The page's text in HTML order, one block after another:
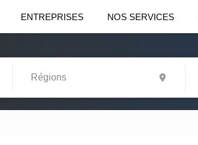
ENTREPRISES NOS SERVICES